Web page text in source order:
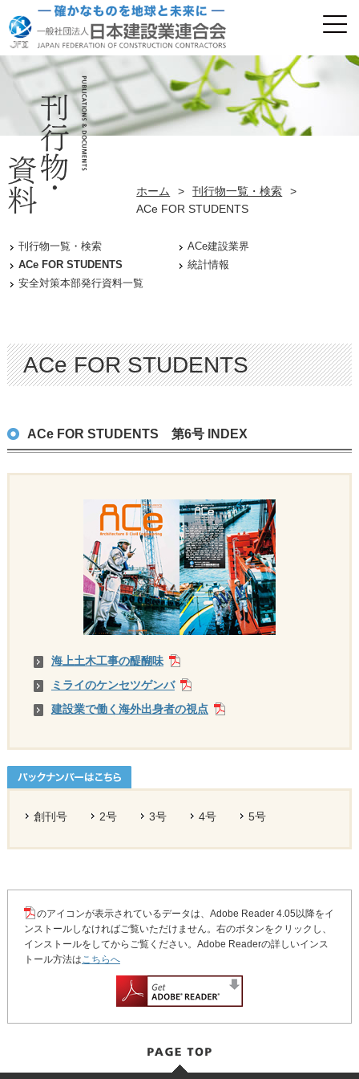
ホーム > 刊行物一覧・検索
>
ACe FOR STUDENTS
ACe FOR STUDENTS
ACe FOR STUDENTS 第6号 INDEX
海上土木工事の醍醐味
ミライのケンセツゲンバ
建設業で働く海外出身者の視点
創刊号 2号 3号 4号 5号
のアイコンが表示されているデータは、Adobe Reader 4.05以降をイ
ンストールしなければご覧いただけません。右のボタンをクリックし、
インストールをしてからご覧ください。Adobe Readerの詳しいインス
トール方法はこちらへ
刊行物一覧・検索
ACe建設業界
ACe FOR STUDENTS
統計情報
安全対策本部発行資料一覧